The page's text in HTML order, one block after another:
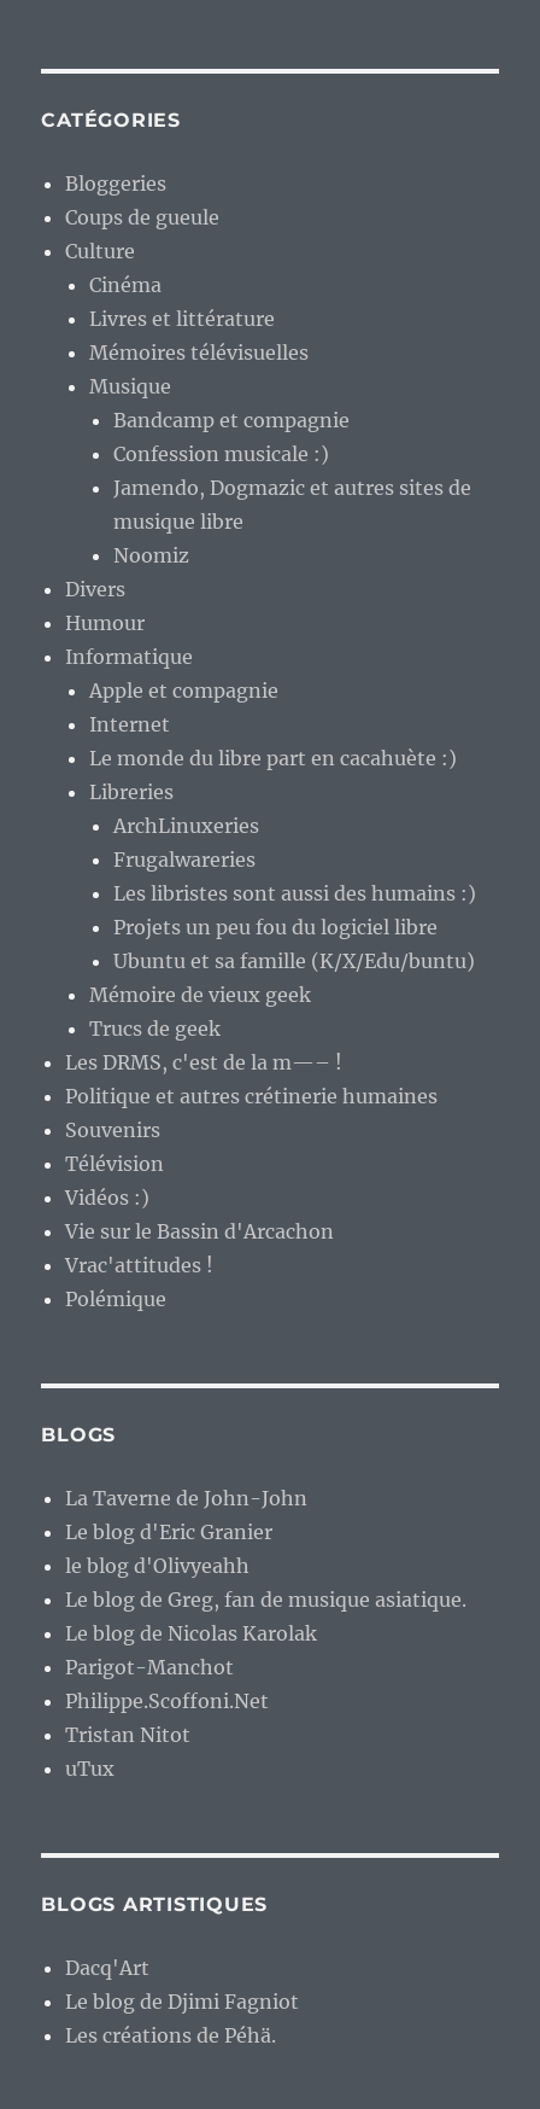
CATÉGORIES
Bloggeries
Coups de gueule
Culture
Cinéma
Livres et littérature
Mémoires télévisuelles
Musique
Bandcamp et compagnie
Confession musicale :)
Jamendo, Dogmazic et autres sites de
musique libre
Noomiz
Divers
Humour
Informatique
Apple et compagnie
Internet
Le monde du libre part en cacahuète :)
Libreries
ArchLinuxeries
Frugalwareries
Les libristes sont aussi des humains :)
Projets un peu fou du logiciel libre
Ubuntu et sa famille (K/X/Edu/buntu)
Mémoire de vieux geek
Trucs de geek
Les DRMS, c'est de la m—– !
Politique et autres crétinerie humaines
Souvenirs
Télévision
Vidéos :)
Vie sur le Bassin d'Arcachon
Vrac'attitudes !
Polémique
BLOGS
La Taverne de John-John
Le blog d'Eric Granier
le blog d'Olivyeahh
Le blog de Greg, fan de musique asiatique.
Le blog de Nicolas Karolak
Parigot-Manchot
Philippe.Scoffoni.Net
Tristan Nitot
uTux
BLOGS ARTISTIQUES
Dacq'Art
Le blog de Djimi Fagniot
Les créations de Péhä.